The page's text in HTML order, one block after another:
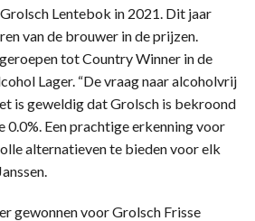
Lentebok in 2021. Dit jaar
van de brouwer in de prijzen.
tot Country Winner in de
Lager. “De vraag naar alcoholvrij
is geweldig dat Grolsch is bekroond
0.0%. Een prachtige erkenning voor
alternatieven te bieden voor elk
gewonnen voor Grolsch Frisse